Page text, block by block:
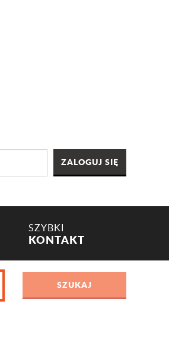
SZYBKI
KONTAKT